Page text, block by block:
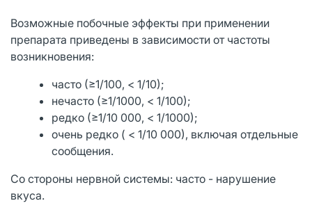
Возможные побочные эффекты при применении
препарата приведены в зависимости от частоты
возникновения:
часто (≥1/100, < 1/10);
нечасто (≥1/1000, < 1/100);
редко (≥1/10 000, < 1/1000);
очень редко ( < 1/10 000), включая отдельные
сообщения.
Со стороны нервной системы: часто - нарушение
вкуса.